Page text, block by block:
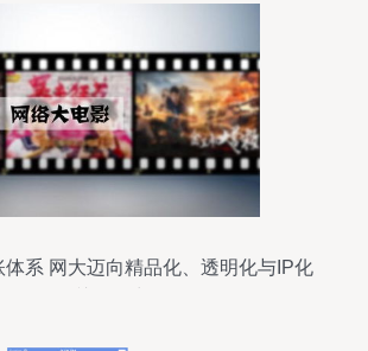
系 网大迈向精品化、透明化与IP化